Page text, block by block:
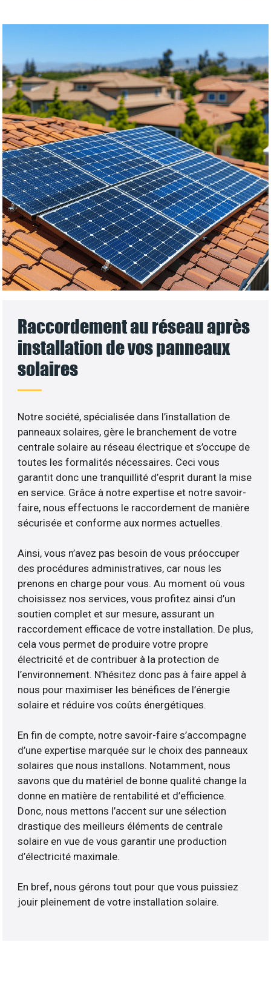
Raccordement au réseau après
installation de vos panneaux
solaires
Notre société, spécialisée dans l’installation de
panneaux solaires, gère le branchement de votre
centrale solaire au réseau électrique et s’occupe de
toutes les formalités nécessaires. Ceci vous
garantit donc une tranquillité d’esprit durant la mise
en service. Grâce à notre expertise et notre savoir-
faire, nous effectuons le raccordement de manière
sécurisée et conforme aux normes actuelles.
Ainsi, vous n’avez pas besoin de vous préoccuper
des procédures administratives, car nous les
prenons en charge pour vous. Au moment où vous
choisissez nos services, vous profitez ainsi d’un
soutien complet et sur mesure, assurant un
raccordement efficace de votre installation. De plus,
cela vous permet de produire votre propre
électricité et de contribuer à la protection de
l’environnement. N’hésitez donc pas à faire appel à
nous pour maximiser les bénéfices de l’énergie
solaire et réduire vos coûts énergétiques.
En fin de compte, notre savoir-faire s’accompagne
d’une expertise marquée sur le choix des panneaux
solaires que nous installons. Notamment, nous
savons que du matériel de bonne qualité change la
donne en matière de rentabilité et d’efficience.
Donc, nous mettons l’accent sur une sélection
drastique des meilleurs éléments de centrale
solaire en vue de vous garantir une production
d’électricité maximale.
En bref, nous gérons tout pour que vous puissiez
jouir pleinement de votre installation solaire.